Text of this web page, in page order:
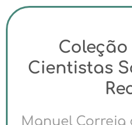
Cientistas
Manuel Correia